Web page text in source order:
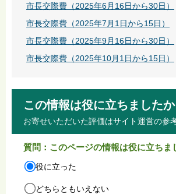
市長交際費（2025年6月16日から30日）
市長交際費（2025年7月1日から15日）
市長交際費（2025年9月16日から30日）
市長交際費（2025年10月1日から15日）
この情報は役に立ちましたか
お寄せいただいた評価はサイト運営の参
質問：このページの情報は役に立ちま
役に立った
どちらともいえない